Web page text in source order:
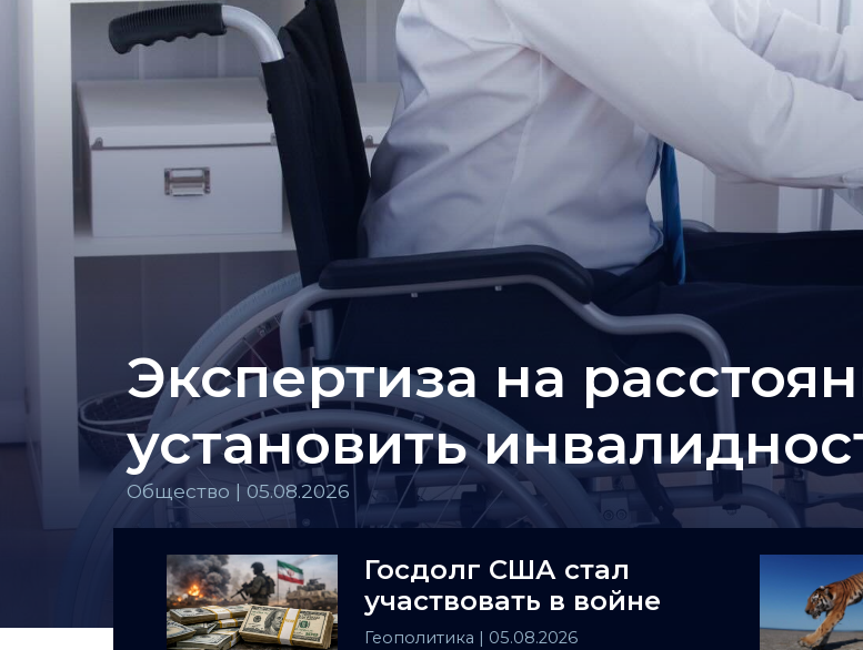
Экспертиза на
установить
Общество | 05.08.2026
Госдолг США стал
участвовать в войне
Геополитика | 05.08.2026